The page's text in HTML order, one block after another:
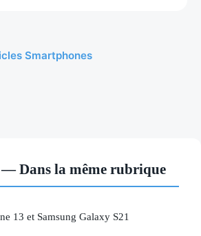
Smartphones
Dans la même rubrique
13 et Samsung Galaxy S21